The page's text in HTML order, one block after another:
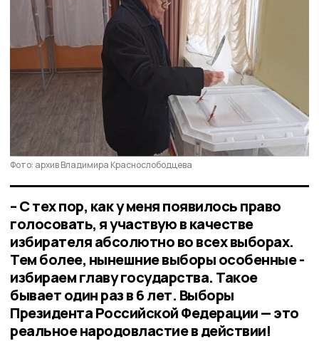
Фото: архив Владимира Краснослободцева
– С тех пор, как у меня появилось право
голосовать, я участвую в качестве
избирателя абсолютно во всех выборах.
Тем более, нынешние выборы особенные -
избираем главу государства. Такое
бывает один раз в 6 лет. Выборы
Президента Российской Федерации — это
реальное народовластие в действии!